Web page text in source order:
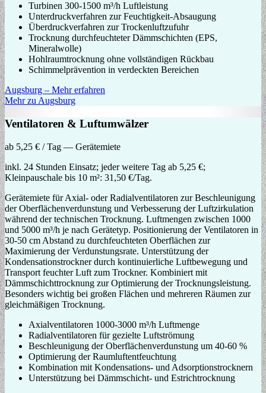
Turbinen 300-1500 m³/h Luftleistung
Unterdruckverfahren zur Feuchtigkeit-Absaugung
Überdruckverfahren zur Trockenluftzufuhr
Trocknung durchfeuchteter Dämmschichten (EPS,
Mineralwolle)
Hohlraumtrocknung ohne vollständigen Rückbau
Schimmelprävention in verdeckten Bereichen
Augsburg – Mehr erfahren
Mehr zu Augsburg
Ventilatoren & Luftumwälzer
ab 5,25 € / Tag — Gerätemiete
inkl. 24 Stunden Einsatz; jeder weitere Tag ab 5,25 €;
Kleinpauschale bis 10 m²: 31,50 €/Tag.
Gerätemiete für Axial- oder Radialventilatoren zur Beschleunigung
der Oberflächenverdunstung und Verbesserung der Luftzirkulation
während der technischen Trocknung. Luftmengen zwischen 1000
und 5000 m³/h je nach Gerätetyp. Positionierung der Ventilatoren in
30-50 cm Abstand zu durchfeuchteten Oberflächen zur
Maximierung der Verdunstungsrate. Unterstützung der
Kondensationstrockner durch kontinuierliche Luftbewegung und
Transport feuchter Luft zum Trockner. Kombiniert mit
Dämmschichttrocknung zur Optimierung der Trocknungsleistung.
Besonders wichtig bei großen Flächen und mehreren Räumen zur
gleichmäßigen Trocknung.
Axialventilatoren 1000-3000 m³/h Luftmenge
Radialventilatoren für gezielte Luftströmung
Beschleunigung der Oberflächenverdunstung um 40-60 %
Optimierung der Raumluftentfeuchtung
Kombination mit Kondensations- und Adsorptionstrocknern
Unterstützung bei Dämmschicht- und Estrichtrocknung